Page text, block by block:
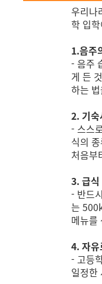
우리나
학 입
1.음주
- 음주
게 든
하는
2. 기숙
- 스스
식의
처음부
3. 급식
- 반드
는
메뉴를
4. 자유
- 고등
일정한